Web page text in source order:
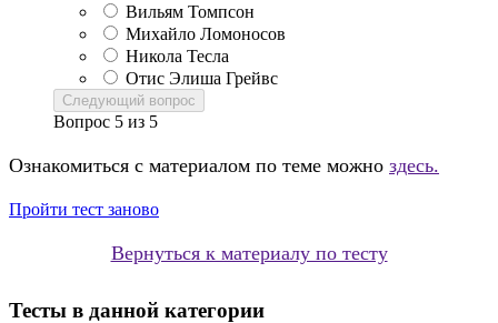
Вильям Томпсон
Михайло Ломоносов
Никола Тесла
Отис Элиша Грейвс
Следующий вопрос
Вопрос 5 из 5
Ознакомиться с материалом по теме можно здесь.
Пройти тест заново
Вернуться к материалу по тесту
Тесты в данной категории